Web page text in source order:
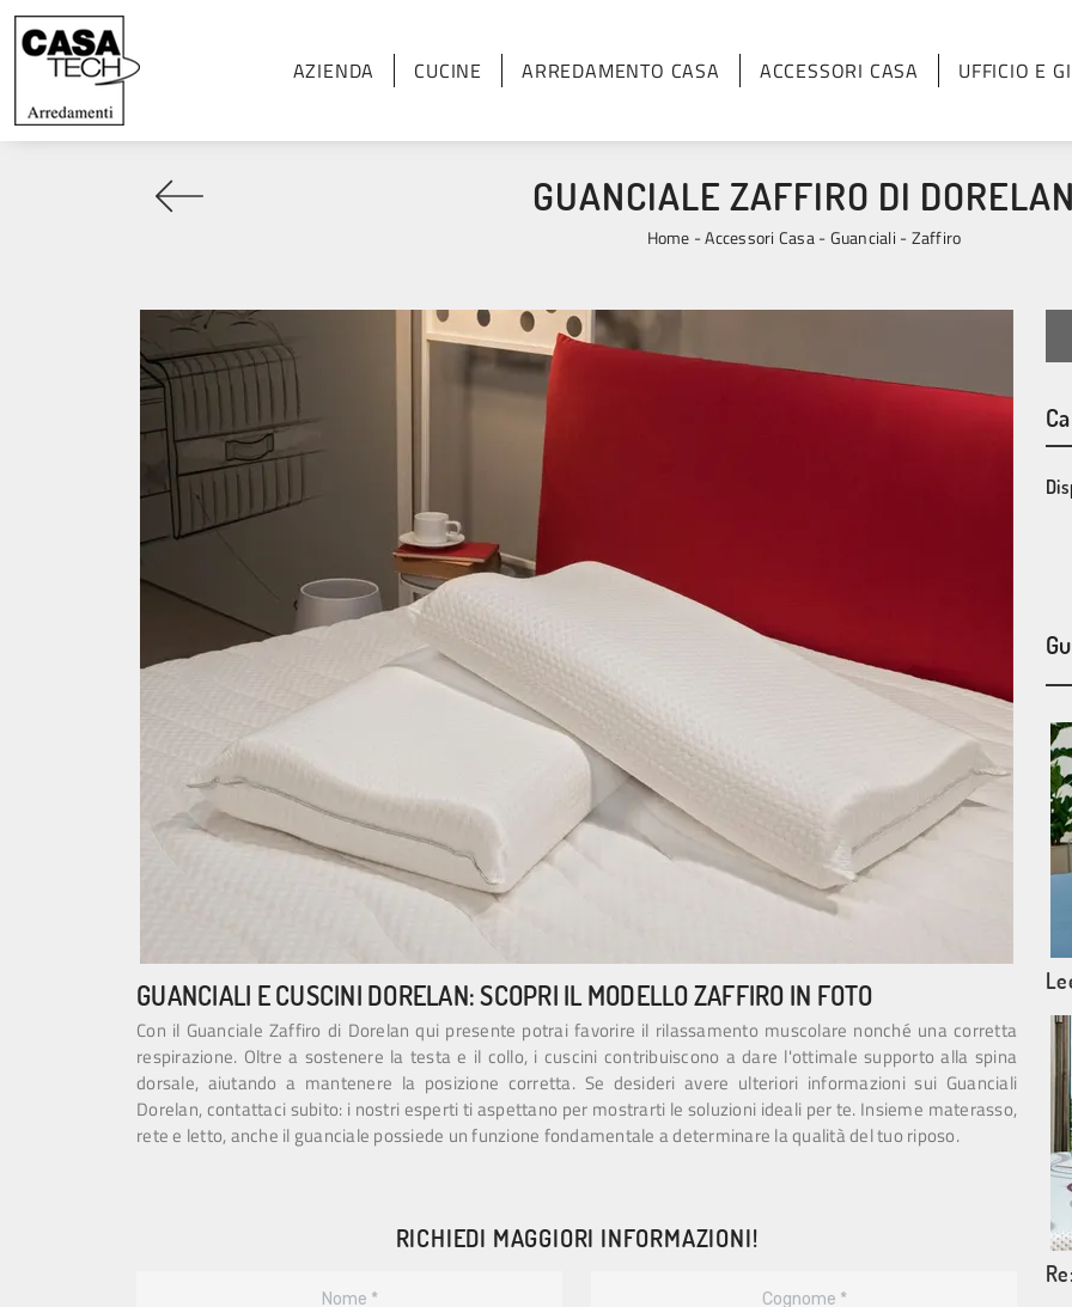
AZIENDA CUCINE ARREDAMENTO CASA ACCESSORI CASA UFFICIO E
GUANCIALE ZAFFIRO DI
Home -Accessori Casa-Guanciali -Zaffiro
GUANCIALI E CUSCINI DORELAN: SCOPRI IL MODELLO ZAFFIRO IN FOTO
Con il Guanciale Zaffiro di Dorelan qui presente potrai favorire il rilassamento muscolare nonché una corretta
respirazione. Oltre a sostenere la testa e il collo, i cuscini contribuiscono a dare l'ottimale supporto alla spina
dorsale, aiutando a mantenere la posizione corretta. Se desideri avere ulteriori informazioni sui Guanciali
Dorelan, contattaci subito: i nostri esperti ti aspettano per mostrarti le soluzioni ideali per te. Insieme materasso,
rete e letto, anche il guanciale possiede un funzione fondamentale a determinare la qualità del tuo riposo.
RICHIEDI MAGGIORI INFORMAZIONI!